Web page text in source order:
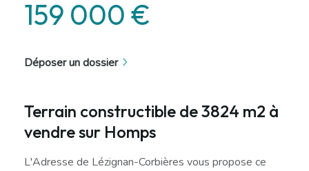
159 000 €
Déposer un dossier
Terrain constructible de 3824 m2 à
vendre sur Homps
L'Adresse de Lézignan-Corbières vous propose ce